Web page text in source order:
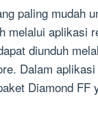
paling mudah
melalui aplikasi
diunduh
Dalam
Diamond FF